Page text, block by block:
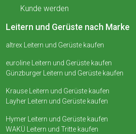
Kunde werden
Leitern und Gerüste nach Marke
altrex Leitern und Gerüste kaufen
euroline Leitern und Gerüste kaufen
Günzburger Leitern und Gerüste kaufen
Krause Leitern und Gerüste kaufen
Layher Leitern und Gerüste kaufen
Hymer Leitern und Gerüste kaufen
WAKÜ Leitern und Tritte kaufen